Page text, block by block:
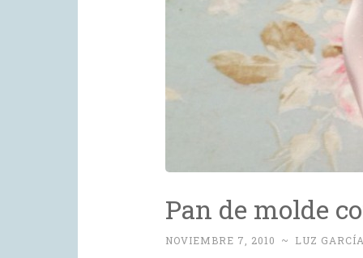
Pan de molde
NOVIEMBRE 7, 2010 ~ LUZ GARCÍA